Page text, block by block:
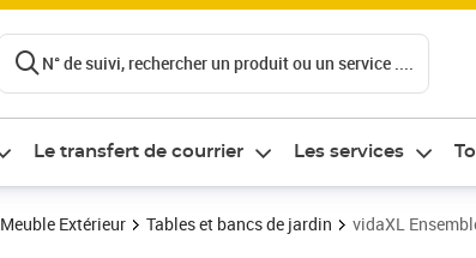
N° de suivi, rechercher un produit ou un service ....
Le transfert de courrier Les services
Meuble Extérieur Tables et bancs de jardin vidaXL